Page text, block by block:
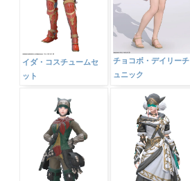
イダ・コスチュームセ
ット
チョコボ・デイリーチ
ュニック